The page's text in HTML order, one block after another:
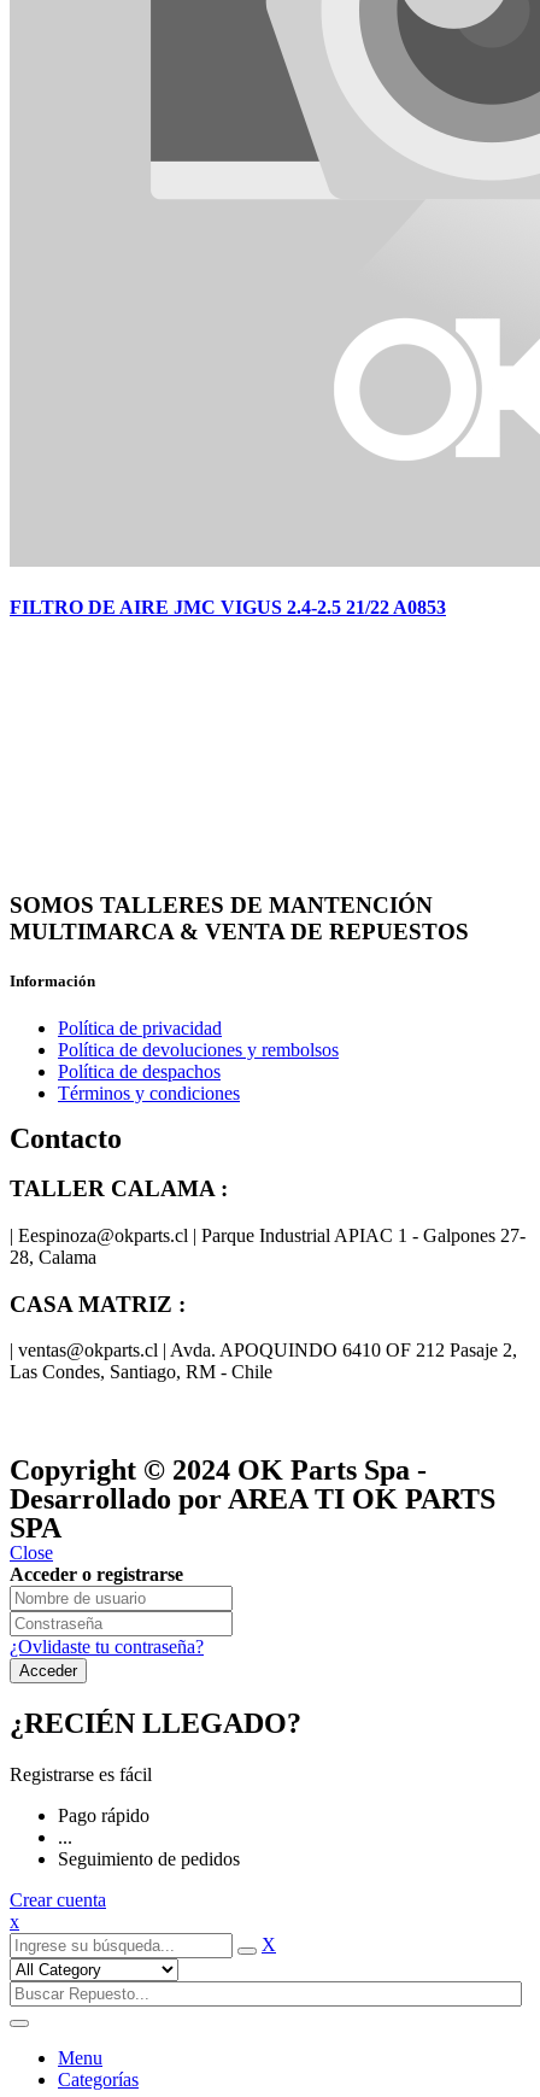
FILTRO DE AIRE JMC VIGUS 2.4-2.5 21/22 A0853
SOMOS TALLERES DE MANTENCIÓN
MULTIMARCA & VENTA DE REPUESTOS
Información
Política de privacidad
Política de devoluciones y rembolsos
Política de despachos
Términos y condiciones
Contacto
TALLER CALAMA :
| Eespinoza@okparts.cl | Parque Industrial APIAC 1 - Galpones 27-
28, Calama
CASA MATRIZ :
| ventas@okparts.cl | Avda. APOQUINDO 6410 OF 212 Pasaje 2,
Las Condes, Santiago, RM - Chile
Copyright © 2024 OK Parts Spa -
Desarrollado por AREA TI OK PARTS
SPA
Close
Acceder o registrarse
¿Ovlidaste tu contraseña?
¿RECIÉN LLEGADO?
Registrarse es fácil
Pago rápido
...
Seguimiento de pedidos
Crear cuenta
x
X
Menu
Categorías